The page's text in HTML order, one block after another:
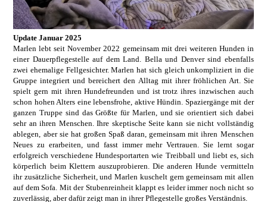
Update Januar 2025
Marlen lebt seit November 2022 gemeinsam mit drei weiteren Hunden in
einer Dauerpflegestelle auf dem Land. Bella und Denver sind ebenfalls
zwei ehemalige Fellgesichter.Marlen hat sich gleich unkompliziert in die
Gruppe integriert und bereichert den Alltag mit ihrer fröhlichen Art. Sie
spielt gern mit ihren Hundefreunden und ist trotz ihres inzwischen auch
schon hohen Alters eine lebensfrohe, aktive Hündin. Spaziergänge mit der
ganzen Truppe sind das Größte für Marlen, und sie orientiert sich dabei
sehr an ihren Menschen.Ihre skeptische Seite kann sie nicht vollständig
ablegen, aber sie hat großen Spaß daran, gemeinsam mit ihren Menschen
Neues zu erarbeiten, und fasst immer mehr Vertrauen. Sie lernt sogar
erfolgreich verschiedene Hundesportarten wie Treibball und liebt es, sich
körperlich beim Klettern auszuprobieren. Die anderen Hunde vermitteln
ihr zusätzliche Sicherheit, und Marlen kuschelt gern gemeinsam mit allen
auf dem Sofa. Mit der Stubenreinheit klappt es leider immer noch nicht so
zuverlässig, aber dafür zeigt man in ihrer Pflegestelle großes Verständnis.